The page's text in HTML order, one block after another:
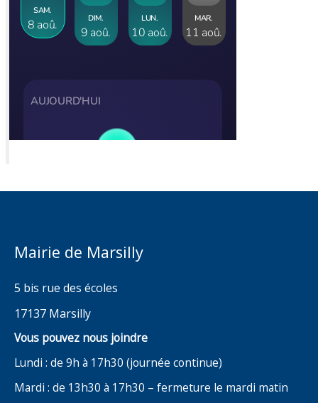
Mairie de Marsilly
5 bis rue des écoles
17137 Marsilly
Vous pouvez nous joindre
Lundi : de 9h à 17h30 (journée continue)
Mardi : de 13h30 à 17h30 – fermeture le mardi matin